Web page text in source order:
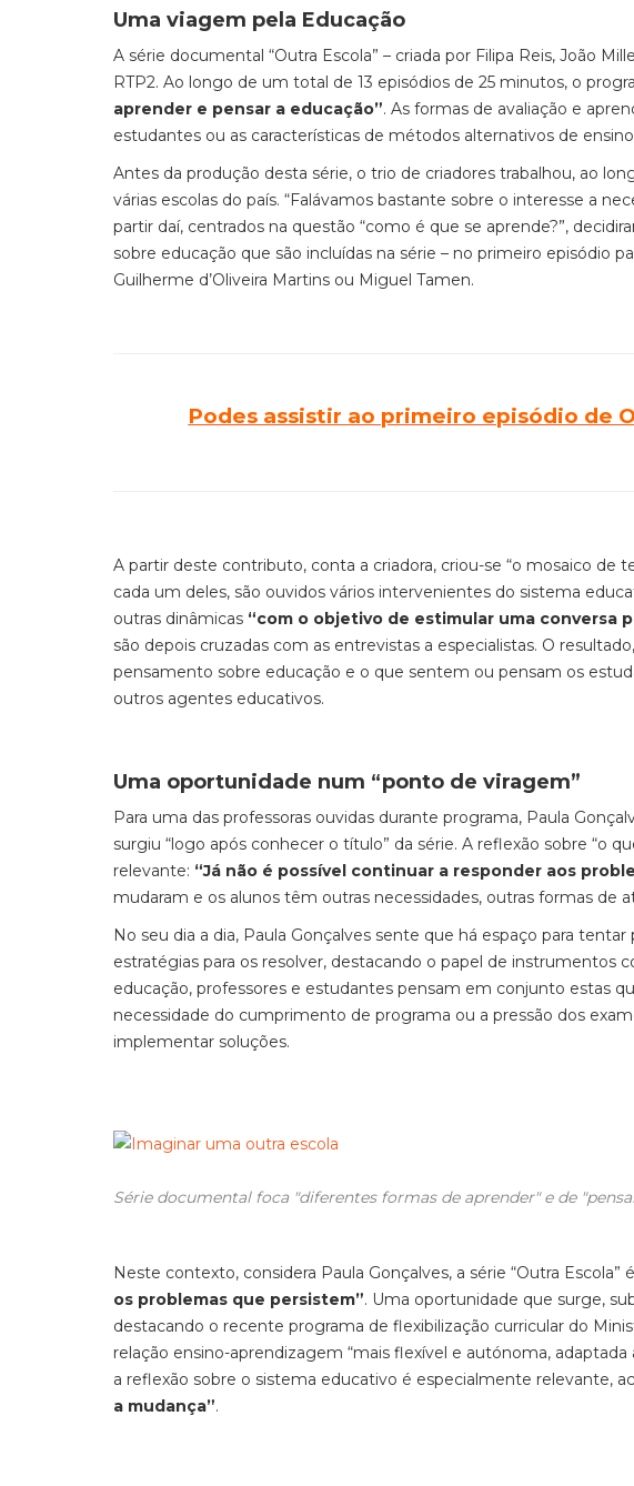
Uma viagem pela Educação
A série documental “Outra Escola” – criada por Filipa Reis, João
RTP2. Ao longo de um total de 13 episódios de 25 minutos, o
aprender e pensar a educação”. As formas de avaliação e
estudantes ou as características de métodos alternativos de
Antes da produção desta série, o trio de criadores trabalhou, ao
várias escolas do país. “Falávamos bastante sobre o interesse a
partir daí, centrados na questão “como é que se aprende?”,
sobre educação que são incluídas na série – no primeiro episódio
Guilherme d’Oliveira Martins ou Miguel Tamen.
Podes assistir ao primeiro episódio de
A partir deste contributo, conta a criadora, criou-se “o mosaico de
cada um deles, são ouvidos vários intervenientes do sistema
outras dinâmicas “com o objetivo de estimular uma conversa
são depois cruzadas com as entrevistas a especialistas. O
pensamento sobre educação e o que sentem ou pensam os
outros agentes educativos.
Uma oportunidade num “ponto de viragem”
Para uma das professoras ouvidas durante programa, Paula
surgiu “logo após conhecer o título” da série. A reflexão sobre “o
relevante: “Já não é possível continuar a responder aos
mudaram e os alunos têm outras necessidades, outras formas de
No seu dia a dia, Paula Gonçalves sente que há espaço para
estratégias para os resolver, destacando o papel de instrumentos
educação, professores e estudantes pensam em conjunto estas
necessidade do cumprimento de programa ou a pressão dos
implementar soluções.
Série documental foca "diferentes formas de aprender" e de
Neste contexto, considera Paula Gonçalves, a série “Outra Escola” é
os problemas que persistem”. Uma oportunidade que surge,
destacando o recente programa de flexibilização curricular do
relação ensino-aprendizagem “mais flexível e autónoma,
a reflexão sobre o sistema educativo é especialmente relevante,
a mudança”.